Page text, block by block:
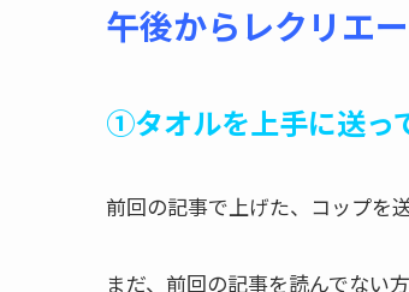
午後からレクリエ
①タオルを上手に送っ
前回の記事で上げた、コップを
まだ、前回の記事を読んでない